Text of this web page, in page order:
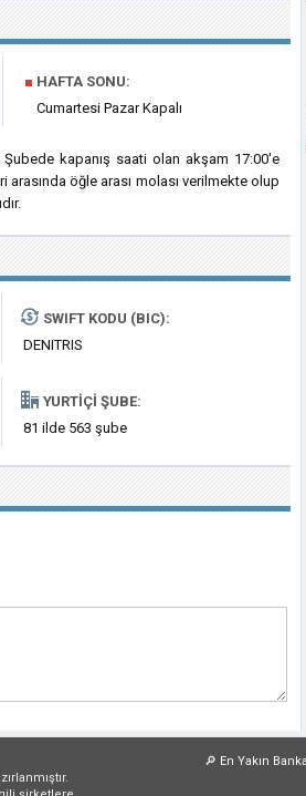
■ HAFTA SONU:
Cumartesi Pazar Kapalı
kapanış saati olan akşam 17:00'e
öğle arası molası verilmekte olup
SWIFT KODU (BIC):
DENITRIS
YURTIÇI ŞUBE:
81 ilde 563 şube
🔎 En Yakın